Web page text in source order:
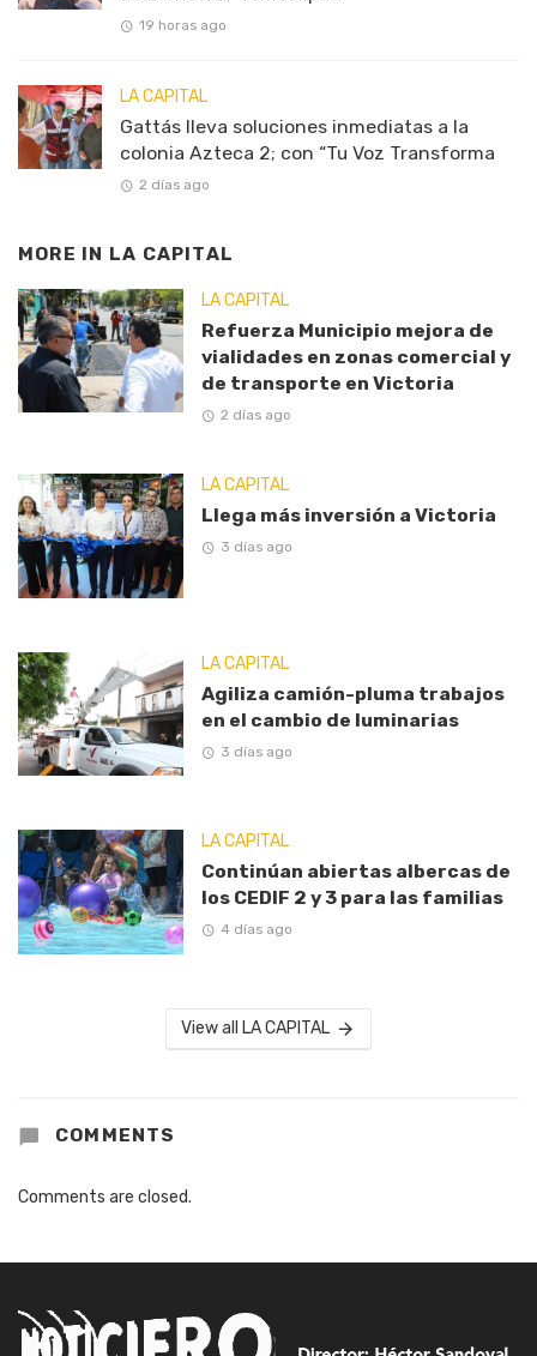
19 horas ago
LA CAPITAL
Gattás lleva soluciones inmediatas a la
colonia Azteca 2; con “Tu Voz Transforma
2 días ago
MORE IN LA CAPITAL
LA CAPITAL
Refuerza Municipio mejora de
vialidades en zonas comercial y
de transporte en Victoria
2 días ago
LA CAPITAL
Llega más inversión a Victoria
3 días ago
LA CAPITAL
Agiliza camión-pluma trabajos
en el cambio de luminarias
3 días ago
LA CAPITAL
Continúan abiertas albercas de
los CEDIF 2 y 3 para las familias
4 días ago
View all LA CAPITAL
COMMENTS
Comments are closed.